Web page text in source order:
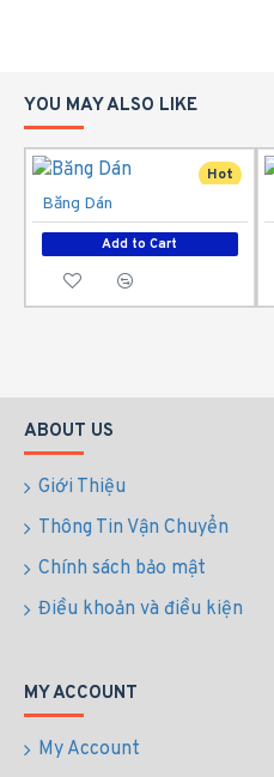
YOU MAY ALSO LIKE
Hot
Băng Dán
Add to Cart
ABOUT US
Giới Thiệu
Thông Tin Vận Chuyển
Chính sách bảo mật
Điều khoản và điều kiện
MY ACCOUNT
My Account